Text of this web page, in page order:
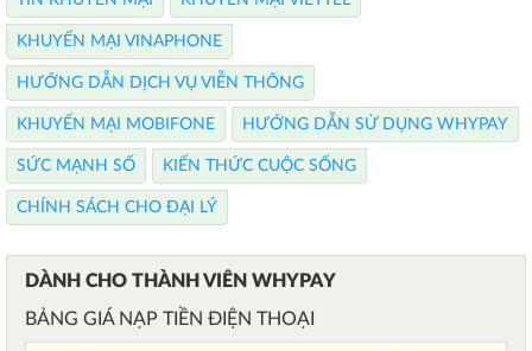
KHUYẾN MẠI VINAPHONE
HƯỚNG DẪN DỊCH VỤ VIỄN THÔNG
KHUYẾN MẠI MOBIFONE HƯỚNG DẪN SỬ DỤNG WHYPAY
SỨC MẠNH SỐ KIẾN THỨC CUỘC SỐNG
CHÍNH SÁCH CHO ĐẠI LÝ
DÀNH CHO THÀNH VIÊN WHYPAY
BẢNG GIÁ NẠP TIỀN ĐIỆN THOẠI